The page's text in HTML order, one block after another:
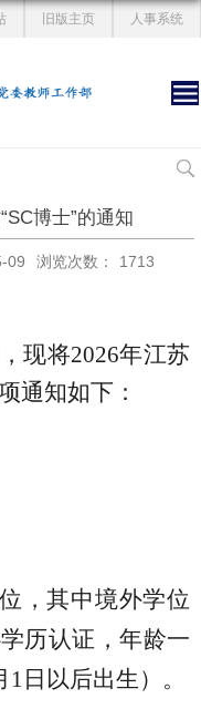
人事系统
旧版主页
博士”的通知
09 浏览次数： 1713
，现将2026年江苏
通知如下：
，其中境外学位
历认证，年龄一
日以后出生）。